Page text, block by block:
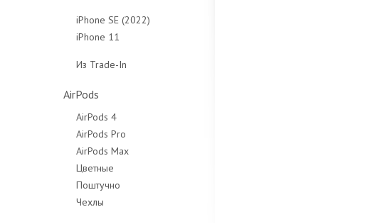
Чехлы
Чехлы
iPhone SE (2022)
64Gb
Чехлы
Защитные стёкла
iPhone 11
Чехлы
Из Trade-In
AirPods
AirPods 4
AirPods Pro
AirPods Max
Цветные
Поштучно
Чехлы